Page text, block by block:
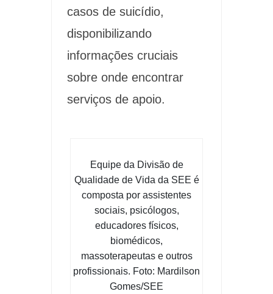
casos de suicídio,
disponibilizando
informações cruciais
sobre onde encontrar
serviços de apoio.
Equipe da Divisão de
Qualidade de Vida da SEE é
composta por assistentes
sociais, psicólogos,
educadores físicos,
biomédicos,
massoterapeutas e outros
profissionais. Foto: Mardilson
Gomes/SEE